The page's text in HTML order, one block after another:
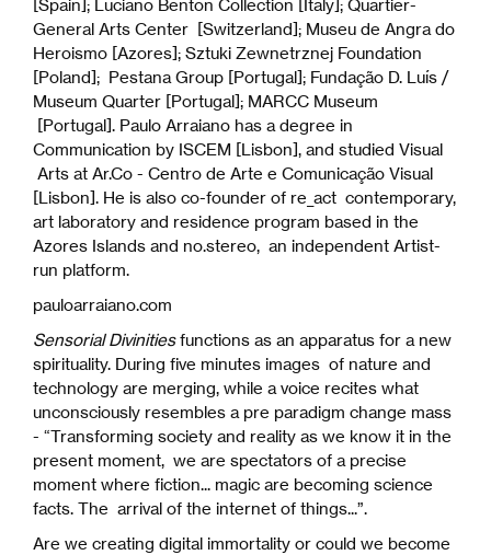
[Spain]; Luciano Benton Collection [Italy]; Quartier-
General Arts Center [Switzerland]; Museu de Angra do
Heroismo [Azores]; Sztuki Zewnetrznej Foundation
[Poland]; Pestana Group [Portugal]; Fundação D. Luís /
Museum Quarter [Portugal]; MARCC Museum
[Portugal]. Paulo Arraiano has a degree in
Communication by ISCEM [Lisbon], and studied Visual
Arts at Ar.Co - Centro de Arte e Comunicação Visual
[Lisbon]. He is also co-founder of re_act contemporary,
art laboratory and residence program based in the
Azores Islands and no.stereo, an independent Artist-
run platform.
pauloarraiano.com
Sensorial Divinitiesfunctions as an apparatus for a new
spirituality. During five minutes images of nature and
technology are merging, while a voice recites what
unconsciously resembles a pre paradigm change mass
- “Transforming society and reality as we know it in the
present moment, we are spectators of a precise
moment where fiction... magic are becoming science
facts. The arrival of the internet of things...”.
Are we creating digital immortality or could we become